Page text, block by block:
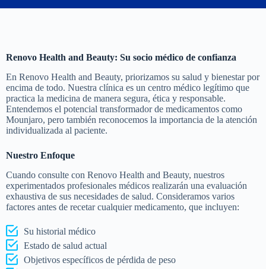
Renovo Health and Beauty: Su socio médico de confianza
En Renovo Health and Beauty, priorizamos su salud y bienestar por
encima de todo. Nuestra clínica es un centro médico legítimo que
practica la medicina de manera segura, ética y responsable.
Entendemos el potencial transformador de medicamentos como
individualizada al paciente.
Nuestro Enfoque